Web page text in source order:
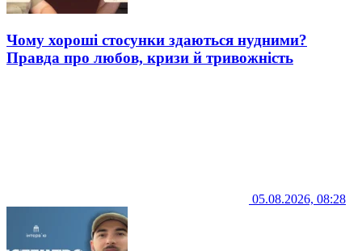
Чому хороші стосунки здаються нудними?
Правда про любов, кризи й тривожність
05.08.2026, 08:28